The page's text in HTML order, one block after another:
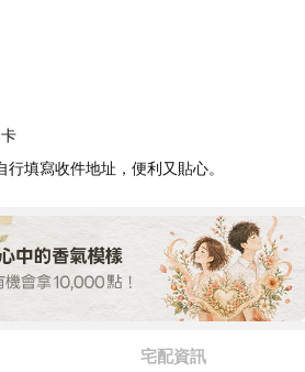
填寫收件地址，便利又貼心。
宅配資訊